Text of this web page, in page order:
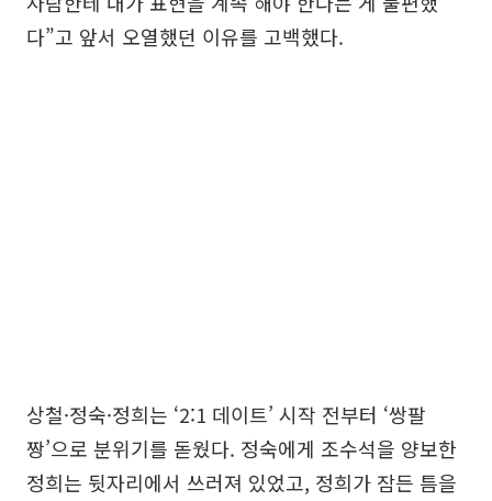
다”고 앞서 오열했던 이유를 고백했다.
상철·정숙·정희는 ‘2:1 데이트’ 시작 전부터 ‘쌍팔
짱’으로 분위기를 돋웠다. 정숙에게 조수석을 양보한
정희는 뒷자리에서 쓰러져 있었고, 정희가 잠든 틈을